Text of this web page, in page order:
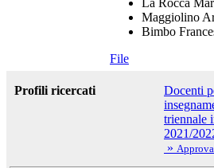
Maggiolino
Bimbo
File
Profili ricercati
Docenti
triennale
2021/
»